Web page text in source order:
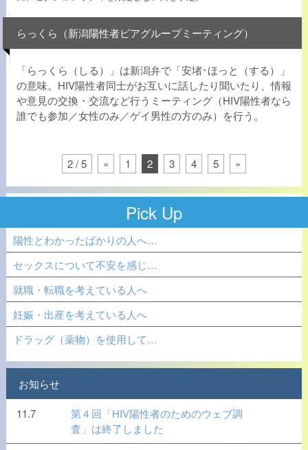
らっくら（新潟陽性者ピアグループミーティング）
「らっくら（しる）」は新潟弁で「安堵･ほっと（する）」
の意味。HIV陽性者同士がお互いに話したり聞いたり、情報
や意見の交換・交流など行うミーティング（HIV陽性者なら
誰でも参加／女性のみ／ゲイ男性の方のみ）を行う。
2 / 5 « 1 2 3 4 5 »
Pick Up
陽性とわかったばかりの人へ…
セックスについて不安を感じ…
就職・転職を考えている人へ
妊娠・出産を考えている人へ
ドラッグ（薬物）を使用して…
お知らせ
11.7
第４回「HIV陽性者のためのウェブ調
査」は終了しました